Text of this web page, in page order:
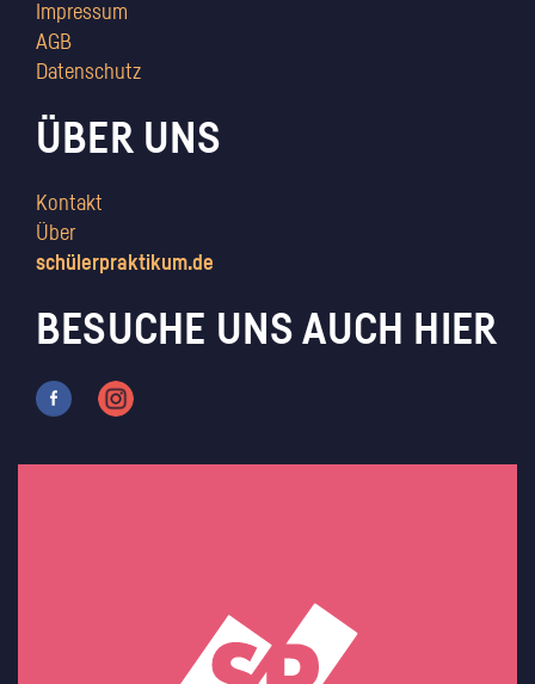
Impressum
AGB
Datenschutz
ÜBER UNS
Kontakt
Über
schülerpraktikum.de
BESUCHE UNS AUCH HIER